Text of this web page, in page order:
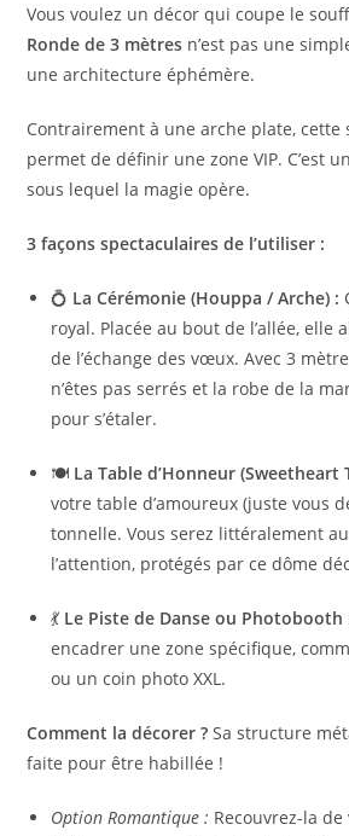
Vous voulez un décor qui coupe le
Ronde de 3 mètres n’est pas une
une architecture éphémère.
Contrairement à une arche plate,
permet de définir une zone VIP. C’est
sous lequel la magie opère.
3 façons spectaculaires de l’utiliser :
💍 La Cérémonie (Houppa / Arche) :
royal. Placée au bout de l’allée, elle
de l’échange des vœux. Avec 3
n’êtes pas serrés et la robe de la
pour s’étaler.
🍽️ La Table d’Honneur (Sweetheart
votre table d’amoureux (juste vous
tonnelle. Vous serez littéralement
l’attention, protégés par ce dôme
💃 Le Piste de Danse ou Photobooth
encadrer une zone spécifique,
ou un coin photo XXL.
Comment la décorer ? Sa structure
faite pour être habillée !
Option Romantique : Recouvrez-la